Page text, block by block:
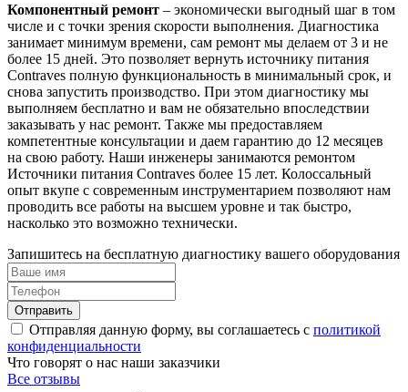
Компонентный ремонт – экономически выгодный шаг в том
числе и с точки зрения скорости выполнения. Диагностика
занимает минимум времени, сам ремонт мы делаем от 3 и не
более 15 дней. Это позволяет вернуть источнику питания
Contraves полную функциональность в минимальный срок, и
снова запустить производство. При этом диагностику мы
выполняем бесплатно и вам не обязательно впоследствии
заказывать у нас ремонт. Также мы предоставляем
компетентные консультации и даем гарантию до 12 месяцев
на свою работу. Наши инженеры занимаются ремонтом
Источники питания Contraves более 15 лет. Колоссальный
опыт вкупе с современным инструментарием позволяют нам
проводить все работы на высшем уровне и так быстро,
насколько это возможно технически.
Запишитесь на бесплатную диагностику вашего оборудования
Отправить
Отправляя данную форму, вы соглашаетесь с политикой
конфиденциальности
Что говорят о нас наши заказчики
Все отзывы